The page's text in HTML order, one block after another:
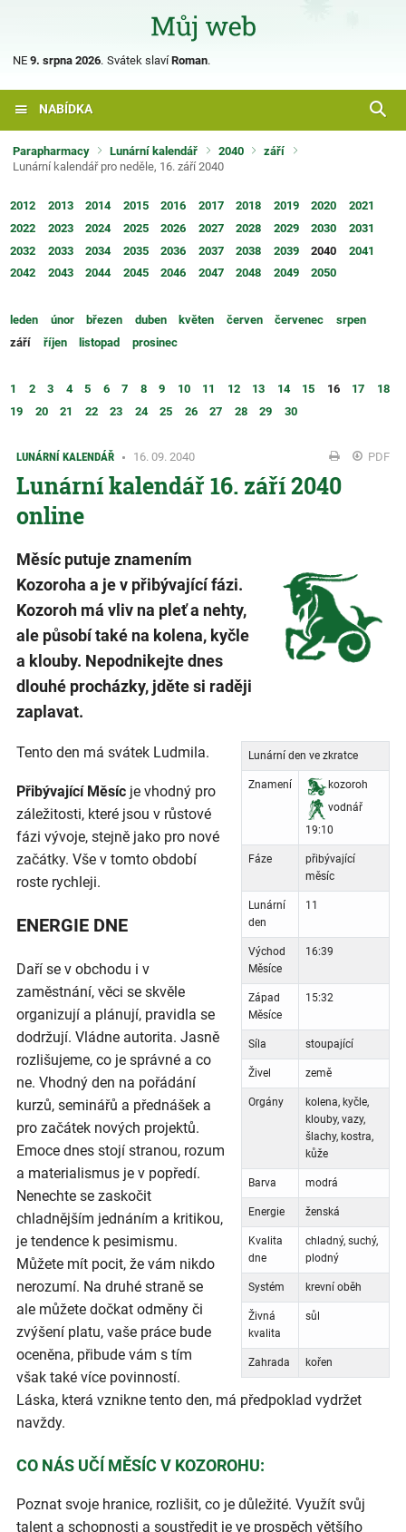
NE 9. srpna 2026. Svátek slavíRoman.
NABÍDKA
Parapharmacy Lunární kalendář 2040
září
Lunární kalendář pro neděle, 16. září 2040
2012 2013 2014 2015 2016 2017 2018 2019 2020
2021
2022
2023 2024 2025 2026 2027 2028 2029 2030
2031
2032
2033 2034 2035 2036 2037 2038 2039 2040
2041
2042
2043 2044 2045 2046 2047 2048 2049 2050
leden únor březen duben květen červen červenec
srpen
září
říjen listopad prosinec
1 2 3 4 5 6 7 8 9 10 11 12 13 14 15 16 17
18
19
20 21 22 23 24 25 26 27 28 29 30
LUNÁRNÍ KALENDÁŘ 16. 09. 2040 PDF
Lunární kalendář 16. září 2040
online
Měsíc putuje znamením
Kozoroha a je v přibývající fázi.
Kozoroh má vliv na pleť a nehty,
ale působí také na kolena, kyčle
a klouby. Nepodnikejte dnes
dlouhé procházky, jděte si raději
zaplavat.
Tento den má svátek Ludmila. Lunární den ve zkratce
Znamení
kozoroh
vodnář
19:10
Fáze
přibývající
měsíc
Lunární
den
11
Východ
Měsíce
16:39
Západ
Měsíce
15:32
Síla stoupající
Živel země
Orgány
kolena, kyčle,
klouby, vazy,
šlachy, kostra,
kůže
Barva modrá
Energie ženská
Kvalita
dne
chladný, suchý,
plodný
Systém krevní oběh
Živná
kvalita
sůl
Zahrada kořen
Přibývající Měsíc je vhodný pro
záležitosti, které jsou v růstové
fázi vývoje, stejně jako pro nové
začátky. Vše v tomto období
roste rychleji.
ENERGIE DNE
Daří se v obchodu i v
zaměstnání, věci se skvěle
organizují a plánují, pravidla se
dodržují. Vládne autorita. Jasně
rozlišujeme, co je správné a co
ne. Vhodný den na pořádání
kurzů, seminářů a přednášek a
pro začátek nových projektů.
Emoce dnes stojí stranou, rozum
a materialismus je v popředí.
Nenechte se zaskočit
chladnějším jednáním a kritikou,
je tendence k pesimismu.
Můžete mít pocit, že vám nikdo
nerozumí. Na druhé straně se
ale můžete dočkat odměny či
zvýšení platu, vaše práce bude
oceněna, přibude vám s tím
však také více povinností.
Láska, která vznikne tento den, má předpoklad vydržet
navždy.
CO NÁS UČÍ MĚSÍC V KOZOROHU:
Poznat svoje hranice, rozlišit, co je důležité. Využít svůj
talent a schopnosti a soustředit je ve prospěch většího